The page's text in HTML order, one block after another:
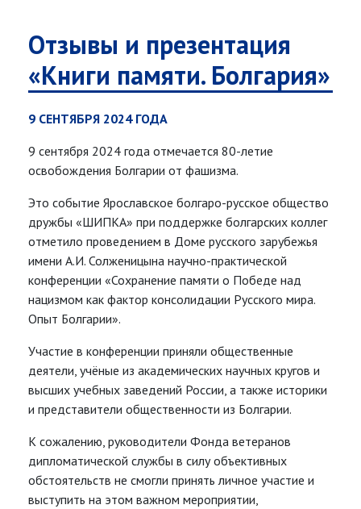
Отзывы и презентация
«Книги памяти. Болгария»
9 СЕНТЯБРЯ 2024 ГОДА
9 сентября 2024 года отмечается 80-летие
освобождения Болгарии от фашизма.
Это событие Ярославское болгаро-русское общество
дружбы «ШИПКА» при поддержке болгарских коллег
отметило проведением в Доме русского зарубежья
имени А.И. Солженицына научно-практической
конференции «Сохранение памяти о Победе над
нацизмом как фактор консолидации Русского мира.
Опыт Болгарии».
Участие в конференции приняли общественные
деятели, учёные из академических научных кругов и
высших учебных заведений России, а также историки
и представители общественности из Болгарии.
К сожалению, руководители Фонда ветеранов
дипломатической службы в силу объективных
обстоятельств не смогли принять личное участие и
выступить на этом важном мероприятии,